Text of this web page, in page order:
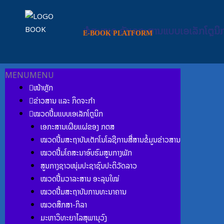
content
ຫໍສະໝຸດ ຄັງເອກະສານແບບເອເລັກໂຕຼນິ
E-BOOK PLATFORM
MENUMENU
ໜ້າຫຼັກ
ຂ່າວສານ ແລະ ກິດຈະກຳ
ໝວດປື້ມແບບເອເລັກໂຕຼນິກ
ເອກະສານເຜີຍແຜ່ຂອງ ກຕສ
ໝວດປື້ມສະຖາບັນເຕັກໂນໂລຊີການສື່ສານຂໍ້ມູນຂ່າວສານ
ໝວດປື້ມໂຄສະນາອົບຮົມສູນກາງພັກ
ສູນກາງຊາວໜຸ່ມປະຊາຊົນປະຕິວັດລາວ
ໝວດປື້ມວາລະສານ ອະລຸນໃໝ່
ໝວດປື້ມສະຖາບັນການທະນາຄານ
ໝວດສຶກສາ-ກິລາ
ມະຫາວິທະຍາໄລສຸພານຸວົງ